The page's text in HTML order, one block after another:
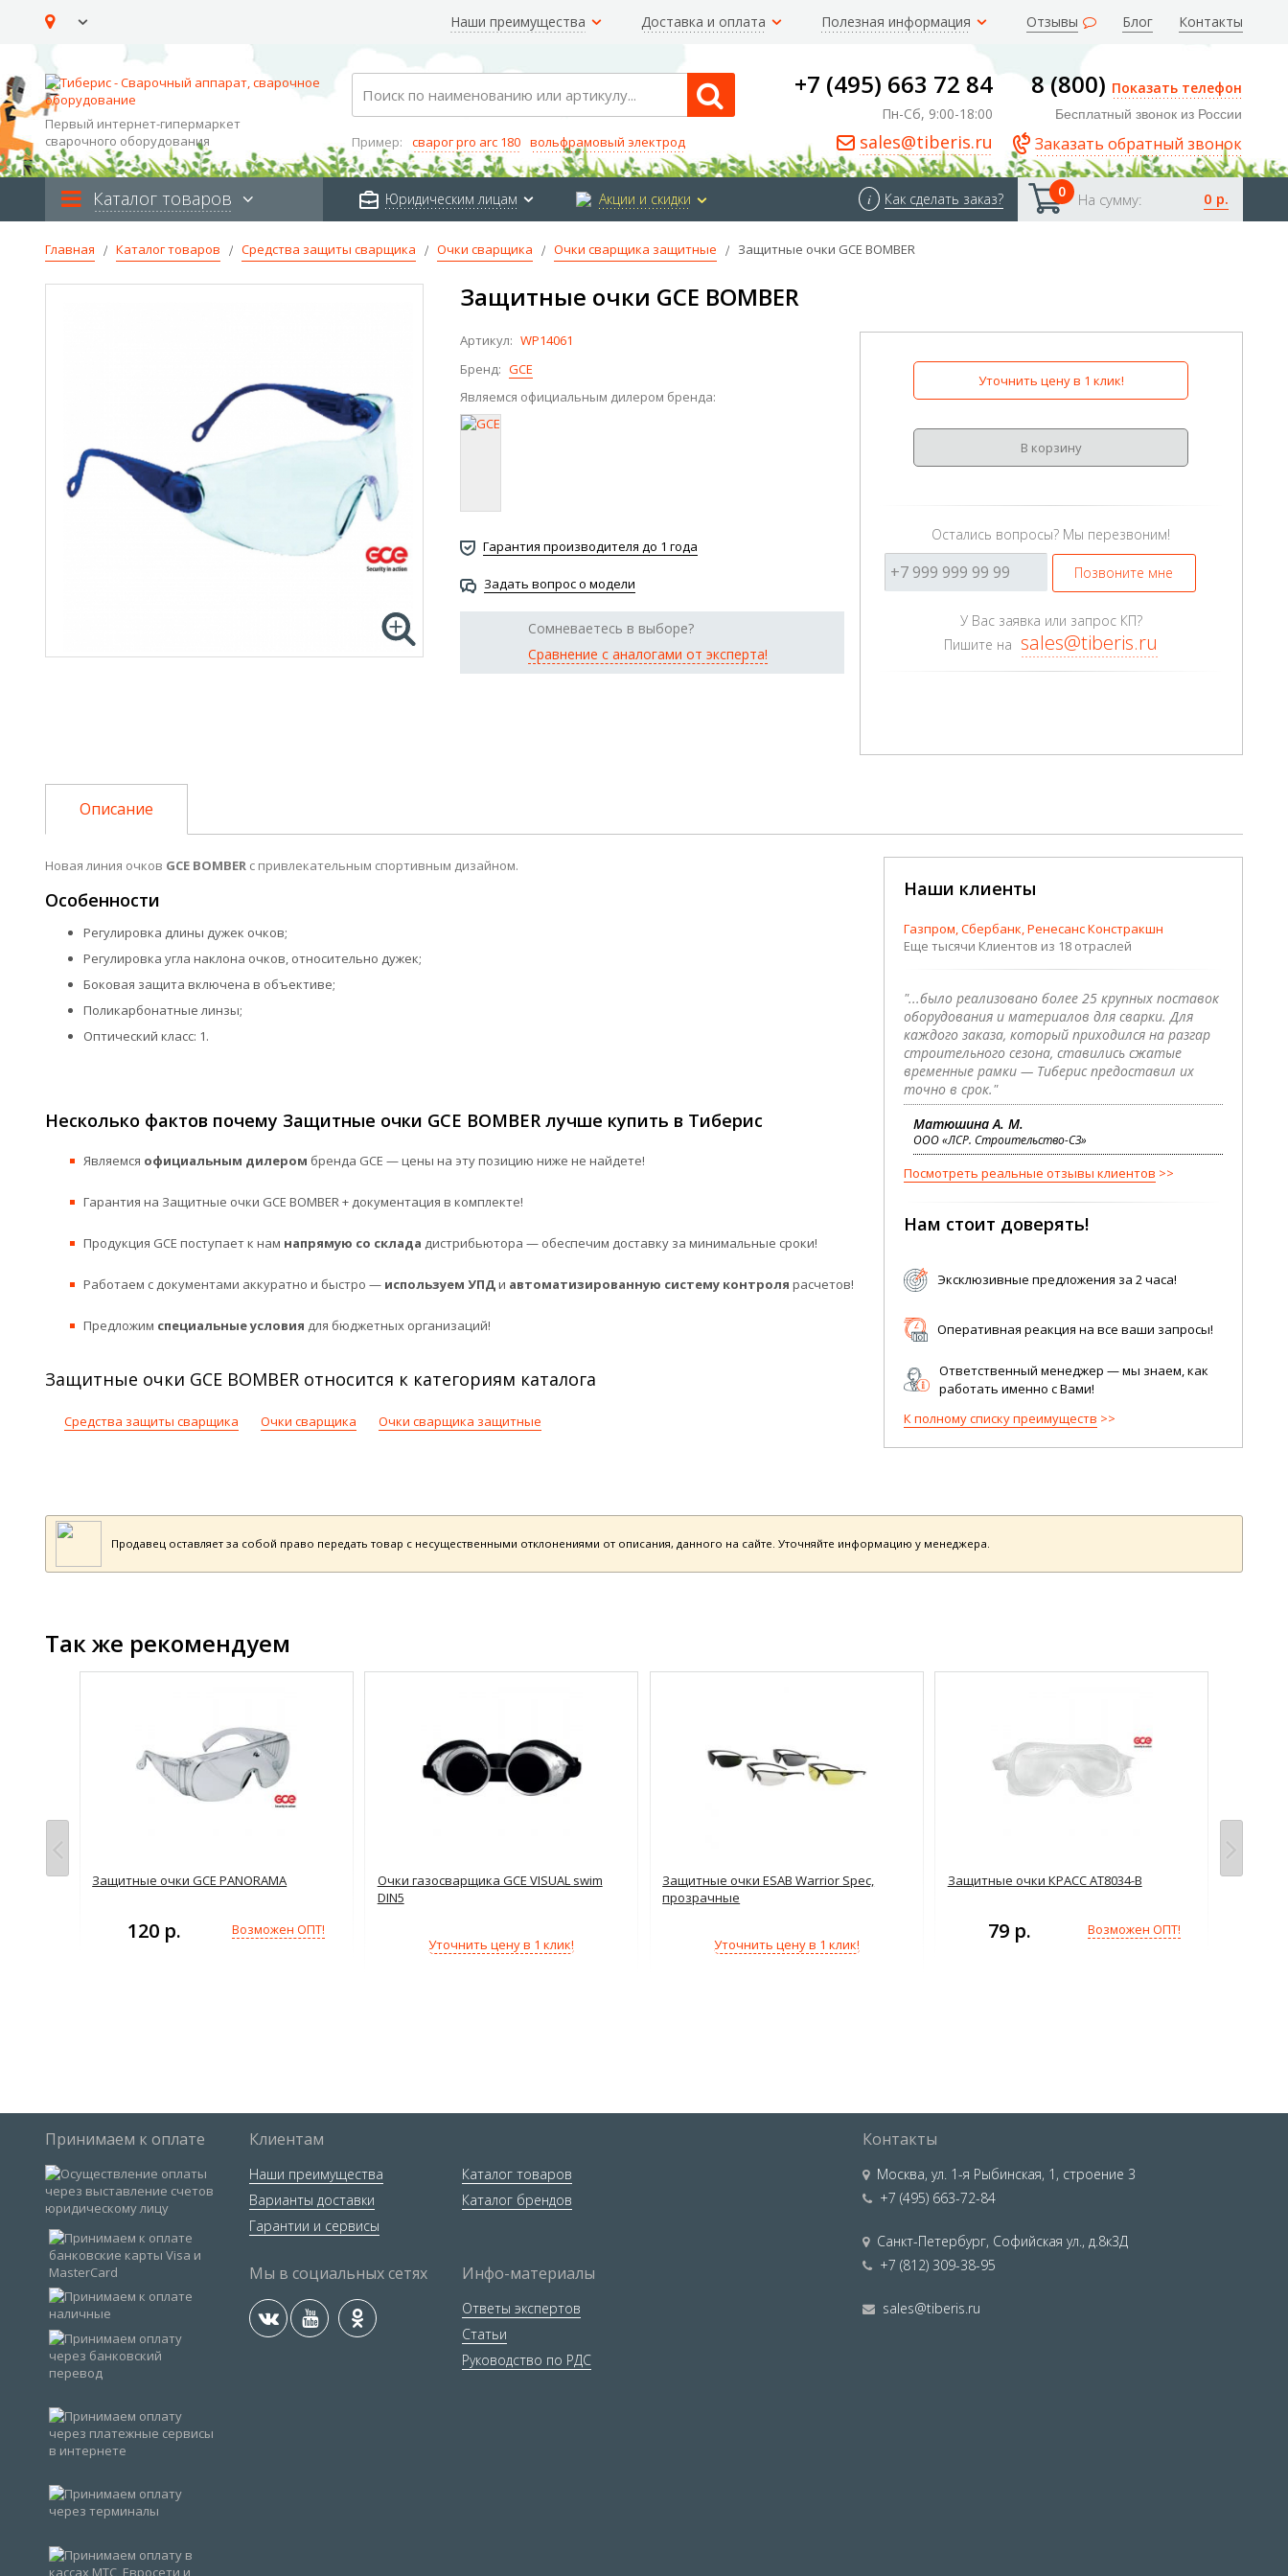
Наши преимущества Доставка и оплата Полезная информация Отзывы Блог Контакты
Первый интернет-гипермаркет
сварочного оборудования
Search
Пример: сварог pro arc 180 вольфрамовый электрод
+7 (495) 663 72 84
Пн-Сб, 9:00-18:00
sales@tiberis.ru
8 (800) Показать телефон
Бесплатный звонок из России
Заказать обратный звонок
Каталог товаров Юридическим лицам Акции и скидки 0 На сумму: 0 р.
i Как сделать заказ?
Главная Каталог товаров Средства защиты сварщика Очки сварщика Очки сварщика защитные Защитные очки GCE BOMBER
Защитные очки GCE BOMBER
Артикул: WP14061
Бренд: GCE
Являемся официальным дилером бренда:
Гарантия производителя до 1 года
Задать вопрос о модели
Сомневаетесь в выборе?
Сравнение с аналогами от эксперта!
Уточнить цену в 1 клик!
В корзину
Остались вопросы? Мы перезвоним!
Позвоните мне
У Вас заявка или запрос КП?
Пишите на sales@tiberis.ru
Описание
Новая линия очков GCE BOMBER с привлекательным спортивным дизайном.
Особенности
Регулировка длины дужек очков;
Регулировка угла наклона очков, относительно дужек;
Боковая защита включена в объективе;
Поликарбонатные линзы;
Оптический класс: 1.
Наши клиенты
Газпром, Сбербанк, Ренесанс Констракшн
Еще тысячи Клиентов из 18 отраслей
"...было реализовано более 25 крупных поставок
оборудования и материалов для сварки. Для
каждого заказа, который приходился на разгар
строительного сезона, ставились сжатые
временные рамки — Тиберис предоставил их
точно в срок."
Матюшина А. М.
ООО «ЛСР. Строительство-СЗ»
Посмотреть реальные отзывы клиентов
Нам стоит доверять!
Эксклюзивные предложения за 2 часа!
Оперативная реакция на все ваши запросы!
Ответственный менеджер — мы знаем, как
работать именно с Вами!
К полному списку преимуществ
Несколько фактов почему Защитные очки GCE BOMBER лучше купить в Тиберис
Являемся официальным дилером бренда GCE — цены на эту позицию ниже не найдете!
Гарантия на Защитные очки GCE BOMBER + документация в комплекте!
Продукция GCE поступает к нам напрямую со склада дистрибьютора — обеспечим доставку за минимальные сроки!
Работаем с документами аккуратно и быстро — используем УПДи автоматизированную систему контроля расчетов!
Предложим специальные условия для бюджетных организаций!
Защитные очки GCE BOMBER относится к категориям каталога
Средства защиты сварщика Очки сварщика Очки сварщика защитные
Продавец оставляет за собой право передать товар с несущественными отклонениями от описания, данного на сайте. Уточняйте информацию у менеджера.
Так же рекомендуем
Защитные очки GCE PANORAMA
120 р. Возможен ОПТ!
Очки газосварщика GCE VISUAL swim
DIN5
Уточнить цену в 1 клик!
Защитные очки ESAB Warrior Spec,
прозрачные
Уточнить цену в 1 клик!
Защитные очки КРАСС АТ8034-В
79 р. Возможен ОПТ!
Очки
Принимаем к оплате Клиентам
Наши преимущества
Варианты доставки
Гарантии и сервисы
Каталог товаров
Каталог брендов
Мы в социальных сетях Инфо-материалы
Ответы экспертов
Статьи
Руководство по РДС
Контакты
Москва,ул. 1-я Рыбинская, 1, строение 3
+7 (495) 663-72-84
Санкт-Петербург, Софийская ул., д.8к3Д
+7 (812) 309-38-95
sales@tiberis.ru